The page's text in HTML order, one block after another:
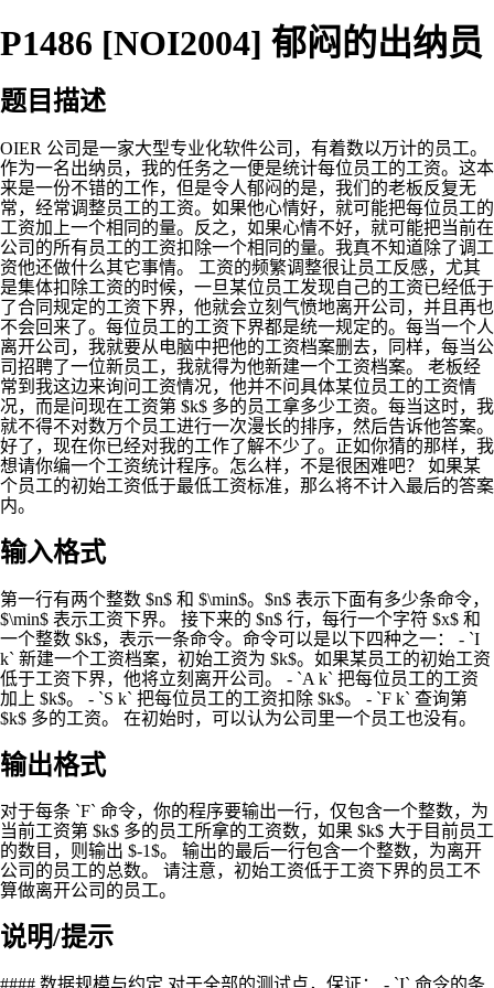
P1486 [NOI2004] 郁闷的出纳员
题目描述
OIER 公司是一家大型专业化软件公司，有着数以万计的员工。
作为一名出纳员，我的任务之一便是统计每位员工的工资。这本
来是一份不错的工作，但是令人郁闷的是，我们的老板反复无
常，经常调整员工的工资。如果他心情好，就可能把每位员工的
工资加上一个相同的量。反之，如果心情不好，就可能把当前在
公司的所有员工的工资扣除一个相同的量。我真不知道除了调工
资他还做什么其它事情。 工资的频繁调整很让员工反感，尤其
是集体扣除工资的时候，一旦某位员工发现自己的工资已经低于
了合同规定的工资下界，他就会立刻气愤地离开公司，并且再也
不会回来了。每位员工的工资下界都是统一规定的。每当一个人
离开公司，我就要从电脑中把他的工资档案删去，同样，每当公
司招聘了一位新员工，我就得为他新建一个工资档案。 老板经
常到我这边来询问工资情况，他并不问具体某位员工的工资情
况，而是问现在工资第 $k$ 多的员工拿多少工资。每当这时，我
就不得不对数万个员工进行一次漫长的排序，然后告诉他答案。
好了，现在你已经对我的工作了解不少了。正如你猜的那样，我
想请你编一个工资统计程序。怎么样，不是很困难吧？ 如果某
个员工的初始工资低于最低工资标准，那么将不计入最后的答案
内。
输入格式
第一行有两个整数 $n$ 和 $\min$。$n$ 表示下面有多少条命令，
$\min$ 表示工资下界。 接下来的 $n$ 行，每行一个字符 $x$ 和
一个整数 $k$，表示一条命令。命令可以是以下四种之一： - `I
k` 新建一个工资档案，初始工资为 $k$。如果某员工的初始工资
低于工资下界，他将立刻离开公司。 - `A k` 把每位员工的工资
加上 $k$。 - `S k` 把每位员工的工资扣除 $k$。 - `F k` 查询第
$k$ 多的工资。 在初始时，可以认为公司里一个员工也没有。
输出格式
对于每条 `F` 命令，你的程序要输出一行，仅包含一个整数，为
当前工资第 $k$ 多的员工所拿的工资数，如果 $k$ 大于目前员工
的数目，则输出 $-1$。 输出的最后一行包含一个整数，为离开
公司的员工的总数。 请注意，初始工资低于工资下界的员工不
算做离开公司的员工。
说明/提示